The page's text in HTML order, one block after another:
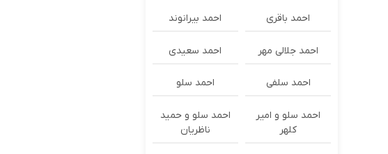
احمد باقری احمد بیرانوند
احمد جلالی مهر احمد سعیدی
احمد سلفی احمد سلو
احمد سلو و امیر
کلهر
احمد سلو و حمید
ناظریان